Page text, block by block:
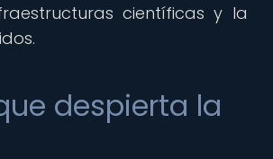
científicas y la
despierta la